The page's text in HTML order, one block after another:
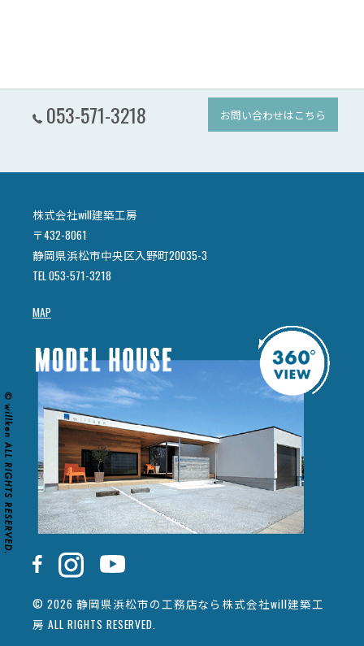
053-571-3218 お問い合わせはこちら
株式会社will建築工房
〒432-8061
静岡県浜松市中央区入野町20035-3
TEL 053-571-3218
MAP
© 2026 静岡県浜松市の工務店なら株式会社will建築工
房 ALL RIGHTS RESERVED.